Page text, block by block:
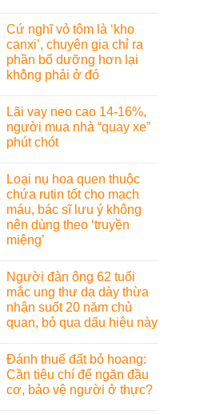
Cứ nghĩ vỏ tôm là ‘kho
canxi’, chuyên gia chỉ ra
phần bổ dưỡng hơn lại
không phải ở đó
Lãi vay neo cao 14-16%,
người mua nhà “quay xe”
phút chót
Loại nụ hoa quen thuộc
chứa rutin tốt cho mạch
máu, bác sĩ lưu ý không
nên dùng theo ‘truyền
miệng’
Người đàn ông 62 tuổi
mắc ung thư dạ dày thừa
nhận suốt 20 năm chủ
quan, bỏ qua dấu hiệu này
Đánh thuế đất bỏ hoang:
Cần tiêu chí để ngăn đầu
cơ, bảo vệ người ở thực?